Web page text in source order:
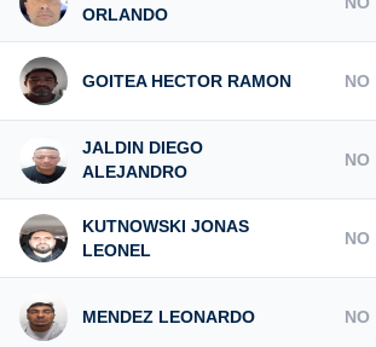
ORLANDO
GOITEA HECTOR RAMON NO
JALDIN DIEGO
ALEJANDRO
NO
KUTNOWSKI JONAS
LEONEL
NO
MENDEZ LEONARDO NO